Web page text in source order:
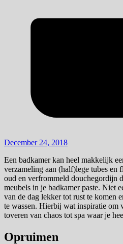
December 24, 2018
Een badkamer kan heel makkelijk
verzameling aan (half)lege tubes en
oud en verfrommeld douchegordijn
meubels in je badkamer paste. Niet
van de dag lekker tot rust te komen
te wassen. Hierbij wat inspiratie om
toveren van chaos tot spa waar je
Opruimen